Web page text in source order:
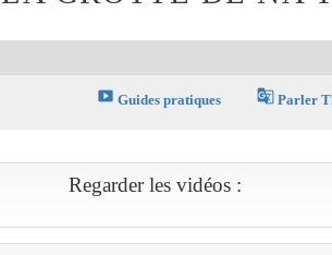
smart_display Guides pratiques g_translateParler
Regarder les vidéos :